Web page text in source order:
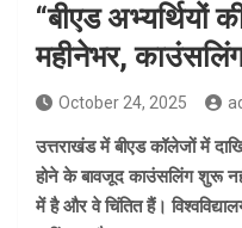
“बीएड अभ्यर्थियों
महीनेभर,
October 24, 2025
उत्तराखंड में बीएड कॉलेजों में
होने के बावजूद काउंसलिंग शुरू
में है और वे चिंतित हैं।